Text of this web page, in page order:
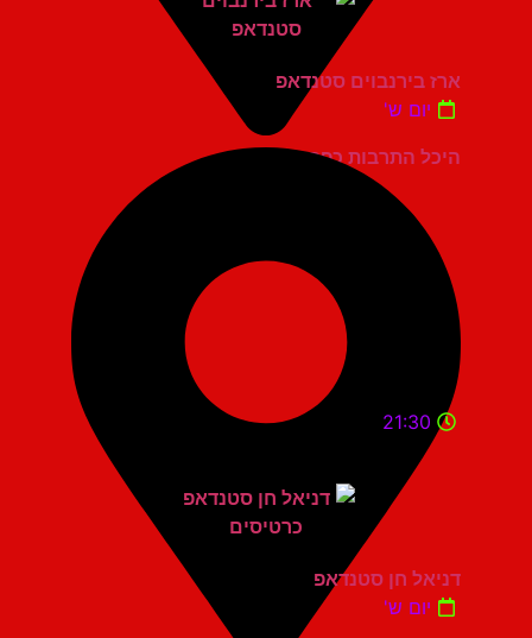
היכל התרבות כפר סבא
ארז בירנבוים סטנדאפ
יום ש'
21:30
דניאל חן סטנדאפ
יום ש'